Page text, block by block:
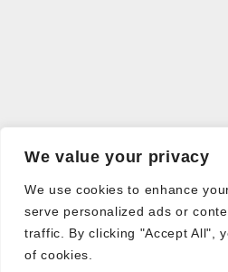
We value your privacy
We use cookies to enhance
serve personalized ads or
traffic. By clicking "Accept All",
of cookies.